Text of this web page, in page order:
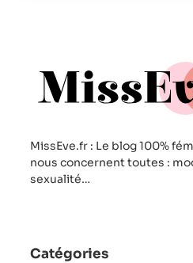
MissEve.fr : Le blog 100%
nous concernent toutes :
sexualité…
Catégories